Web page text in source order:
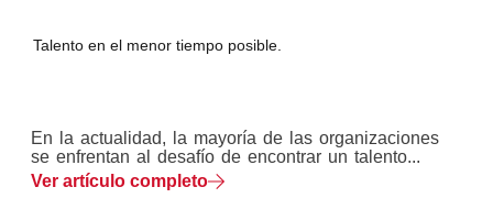
Talento en el menor tiempo posible.
En la actualidad, la mayoría de las organizaciones
se enfrentan al desafío de encontrar un talento...
Ver artículo completo